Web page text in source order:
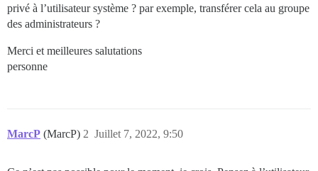
privé à l’utilisateur système ? par exemple, transférer cela au groupe
des administrateurs ?
Merci et meilleures salutations
personne
MarcP (MarcP) Juillet 7, 2022, 9:50
2